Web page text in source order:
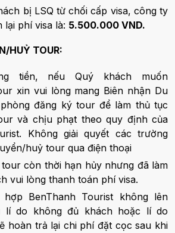
bị LSQ từ chối cấp visa, công ty
lại phí visa là: 5.500.000 VND.
HUỶ TOUR:
tiền, nếu Quý khách muốn
xin vui lòng mang Biên nhận Du
đăng ký tour để làm thủ tục
và chịu phạt theo quy định của
Không giải quyết các trường
huỷ tour qua điện thoại
còn thời hạn hủy nhưng đã làm
vui lòng thanh toán phí visa.
BenThanh Tourist không lên
lí do không đủ khách hoặc lí do
hoàn trả lại chi phí đặt cọc sau khi